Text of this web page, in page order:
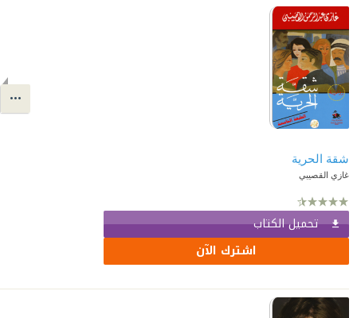
شقة الحرية
غازي القصيبي
تحميل الكتاب
اشترك الآن